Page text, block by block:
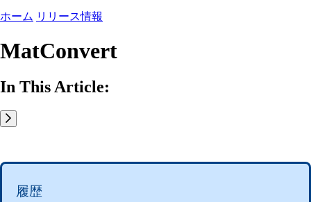
ホーム リリース情報
MatConvert
In This Article:
履歴